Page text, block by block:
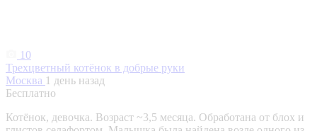
10
Трехцветный котёнок в добрые руки
Москва 1 день назад
Бесплатно
Котёнок, девочка. Возраст ~3,5 месяца. Обработана от блох и